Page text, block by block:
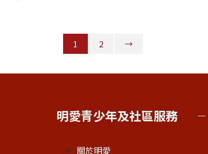
1 2 →
明愛青少年及社區服務
關於明愛